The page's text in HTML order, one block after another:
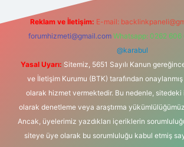
Reklam ve İletişim: E-mail:
forumhizmeti@gmail.com Whatsapp: 0262 606
@karabul
Yasal Uyarı: Sitemiz, 5651 Sayılı Kanun
ve İletişim Kurumu (BTK) tarafından onaylanmış
olarak hizmet vermektedir. Bu nedenle,
olarak denetleme veya araştırma
Ancak, üyelerimiz yazdıkları içeriklerin
siteye üye olarak bu sorumluluğu kabul etmiş